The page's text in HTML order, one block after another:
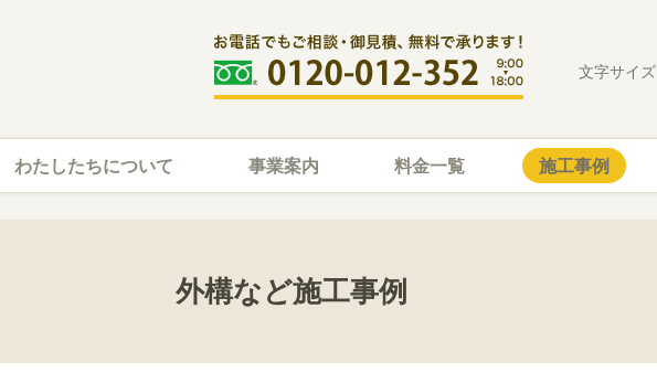
わたしたちについて 事業案内 料金一覧 施工事例
文字サイズ
外構など施工事例